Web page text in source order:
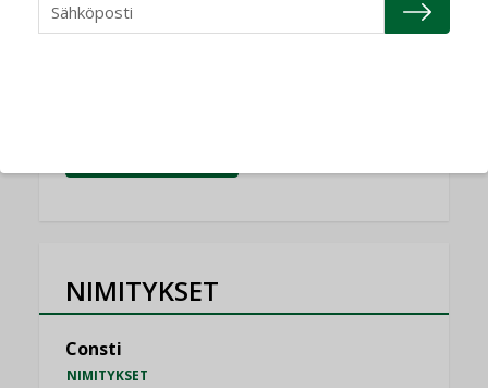
Vesi- ja viemärimitoittaminen on
NIMITYKSET
Consti
NIMITYKSET